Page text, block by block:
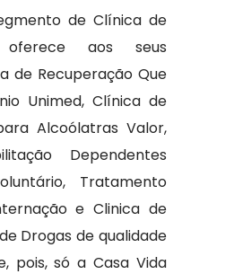
de Clínica de
oferece aos seus
de Recuperação Que
Unimed, Clínica de
Alcoólatras Valor,
Dependentes
Tratamento
e Clinica de
Drogas de qualidade
pois, só a Casa Vida